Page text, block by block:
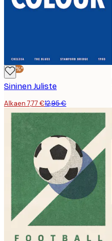
-40%*
Sininen Juliste
Alkaen 7,77 €12,95 €